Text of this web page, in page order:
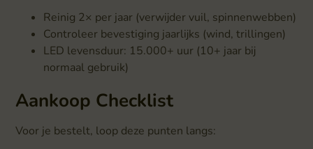
Reinig 2× per jaar (verwijder vuil, spinnenwebben)
Controleer bevestiging jaarlijks (wind, trillingen)
LED levensduur: 15.000+ uur (10+ jaar bij
normaal gebruik)
Aankoop Checklist
Voor je bestelt, loop deze punten langs: